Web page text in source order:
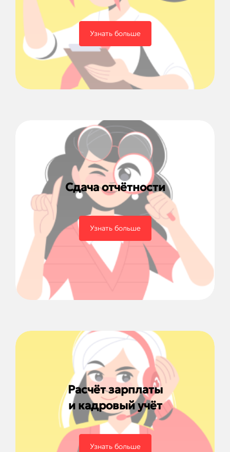
Узнать больше
Сдача отчётности
Узнать больше
Расчёт зарплаты
и кадровый учёт
Узнать больше